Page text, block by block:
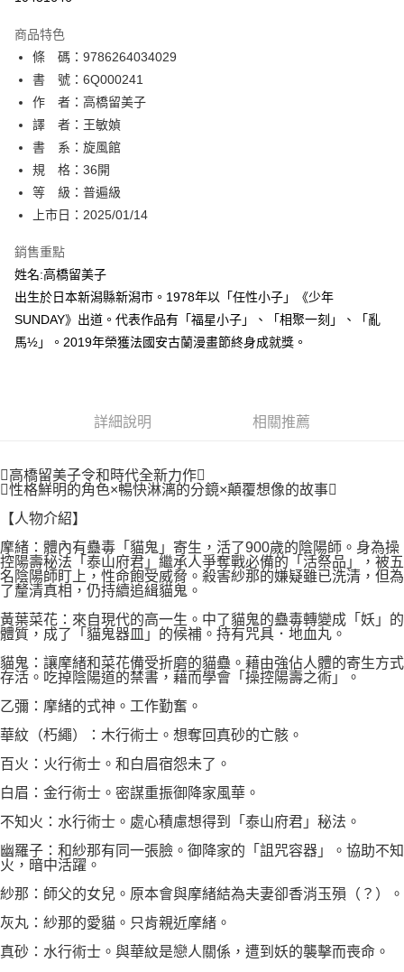
相關說明
【關於「AFTEE先享後付」】
AFTEE先享後付是「在收到商品之後才付款」的支付方式。 讓您購物簡單
便利好安心！
１．簡單：不需註冊會員、不需綁卡、不需儲值。
２．便利：只要手機號碼，簡訊認證，即可結帳。
３．安心：先確認商品／服務後，再付款。
【「AFTEE先享後付」結帳流程】
１．於結帳方式選擇「AFTEE先享後付」後，將跳轉至「AFTEE先享後付」
結帳頁面，進行簡訊認證並確認金額後，即可完成結帳。
２．訂單成立數日內，您將收到繳費通知簡訊。
ATM／網路銀行／等多元方式進行付款，方視為交易完成。
※ 請注意：結帳手續完成當下不需立刻繳費，但若您需要取消訂單，請聯絡
購買商品的店家。未經商家同意取消之訂單仍視為有效，需透過AFTEE先享
後付繳納相關費用。
※ 交易是否成功請以「AFTEE先享後付 」之結帳頁面顯示為準，若有關於
是否繳費成功／繳費後需取消欲退款等相關疑問，請聯繫「AFTEE先享後付
易，需依本服務之必要範圍內提供個人資料，並將交易相關給付款項請求債
https://aftee.tw/terms/#terms3
３．未成年的使用者請事先徵得法定代理人或監護人之同意方可使用
「AFTEE先享後付」，若未經同意申辦者引起之損失，本公司不負相關責
任。
時審查核予不同之上限額度；若仍有額度不足之情形，本公司將視審查結果
請求用戶進行身份認證。
５．嚴禁一人註冊多個帳號或使用他人資訊註冊。若發現惡意使用之情形，
恩沛科技股份有限公司將有權停止該用戶之使用額度並採取法律行動。
ATM付款
運送方式
全家取貨付款
每筆NT$80，滿NT$500(含以上)免運費
付款後全家取貨
每筆NT$80，滿NT$500(含以上)免運費
付款後萊爾富取貨
每筆NT$80，滿NT$500(含以上)免運費
宅配
每筆NT$100，滿NT$800(含以上)免運費
國家/地區配送 查看運費
商品特色
條 碼：9786264034029
書 號：6Q000241
作 者：高橋留美子
譯 者：王敏媜
書 系：旋風館
規 格：36開
等 級：普遍級
上市日：2025/01/14
銷售重點
姓名:高橋留美子
出生於日本新潟縣新潟市。1978年以「任性小子」《少年
SUNDAY》出道。代表作品有「福星小子」、「相聚一刻」、「亂
馬½」。2019年榮獲法國安古蘭漫畫節終身成就獎。
詳細說明 相關推薦
高橋留美子令和時代全新力作
性格鮮明的角色×暢快淋漓的分鏡×顛覆想像的故事
【人物介紹】
摩緒：體內有蠱毒「貓鬼」寄生，活了900歲的陰陽師。身為操
控陽壽秘法「泰山府君」繼承人爭奪戰必備的「活祭品」，被五
名陰陽師盯上，性命飽受威脅。殺害紗那的嫌疑雖已洗清，但為
了釐清真相，仍持續追緝貓鬼。
黃葉菜花：來自現代的高一生。中了貓鬼的蠱毒轉變成「妖」的
體質，成了「貓鬼器皿」的候補。持有咒具．地血丸。
貓鬼：讓摩緒和菜花備受折磨的貓蠱。藉由強佔人體的寄生方式
存活。吃掉陰陽道的禁書，藉而學會「操控陽壽之術」。
乙彌：摩緒的式神。工作勤奮。
華紋（朽繩）：木行術士。想奪回真砂的亡骸。
百火：火行術士。和白眉宿怨未了。
白眉：金行術士。密謀重振御降家風華。
不知火：水行術士。處心積慮想得到「泰山府君」秘法。
幽羅子：和紗那有同一張臉。御降家的「詛咒容器」。協助不知
火，暗中活躍。
紗那：師父的女兒。原本會與摩緒結為夫妻卻香消玉殞（？）。
灰丸：紗那的愛貓。只肯親近摩緒。
真砂：水行術士。與華紋是戀人關係，遭到妖的襲擊而喪命。